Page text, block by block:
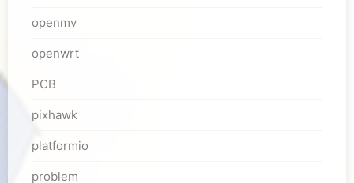
openmv
openwrt
PCB
pixhawk
platformio
problem